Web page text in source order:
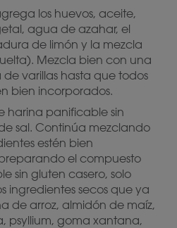
los huevos, aceite,
agua de azahar, el
de limón y la mezcla
Mezcla bien con una
varillas hasta que todos
bien incorporados.
harina panificable sin
sal. Continúa mezclando
estén bien
el compuesto
sin gluten casero, solo
ingredientes secos que ya
de arroz, almidón de maíz,
psyllium, goma xantana,